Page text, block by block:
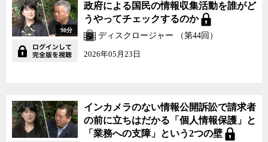
98分
政府による国民の情報収集活動を誰がど
うやってチェックするのか
ディスクロージャー （第44回）
2026年05月23日
インカメラのない情報公開訴訟で請求者
の前に立ちはだかる「個人情報保護」と
「業務への支障」という2つの壁